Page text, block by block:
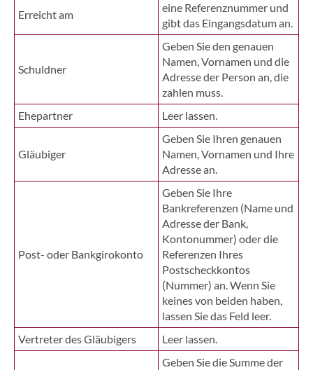
Erreicht am
eine Referenznummer und
gibt das Eingangsdatum an.
Schuldner
Geben Sie den genauen
Namen, Vornamen und die
Adresse der Person an, die
zahlen muss.
Ehepartner
Leer lassen.
Gläubiger
Geben Sie Ihren genauen
Namen, Vornamen und Ihre
Adresse an.
Post- oder Bankgirokonto
Geben Sie Ihre
Bankreferenzen (Name und
Adresse der Bank,
Kontonummer) oder die
Referenzen Ihres
Postscheckkontos
(Nummer) an. Wenn Sie
keines von beiden haben,
lassen Sie das Feld leer.
Vertreter des Gläubigers
Leer lassen.
Geben Sie die Summe der